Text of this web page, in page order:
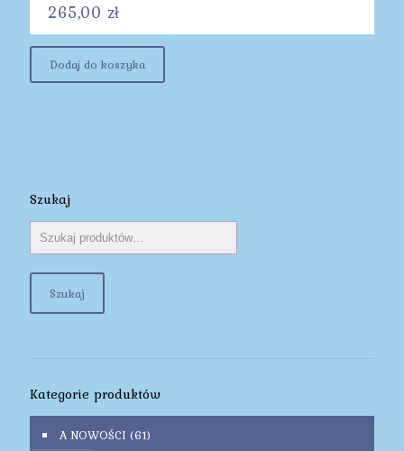
265,00 zł
Dodaj do koszyka
Szukaj
Szukaj
Kategorie produktów
A NOWOŚCI (61)